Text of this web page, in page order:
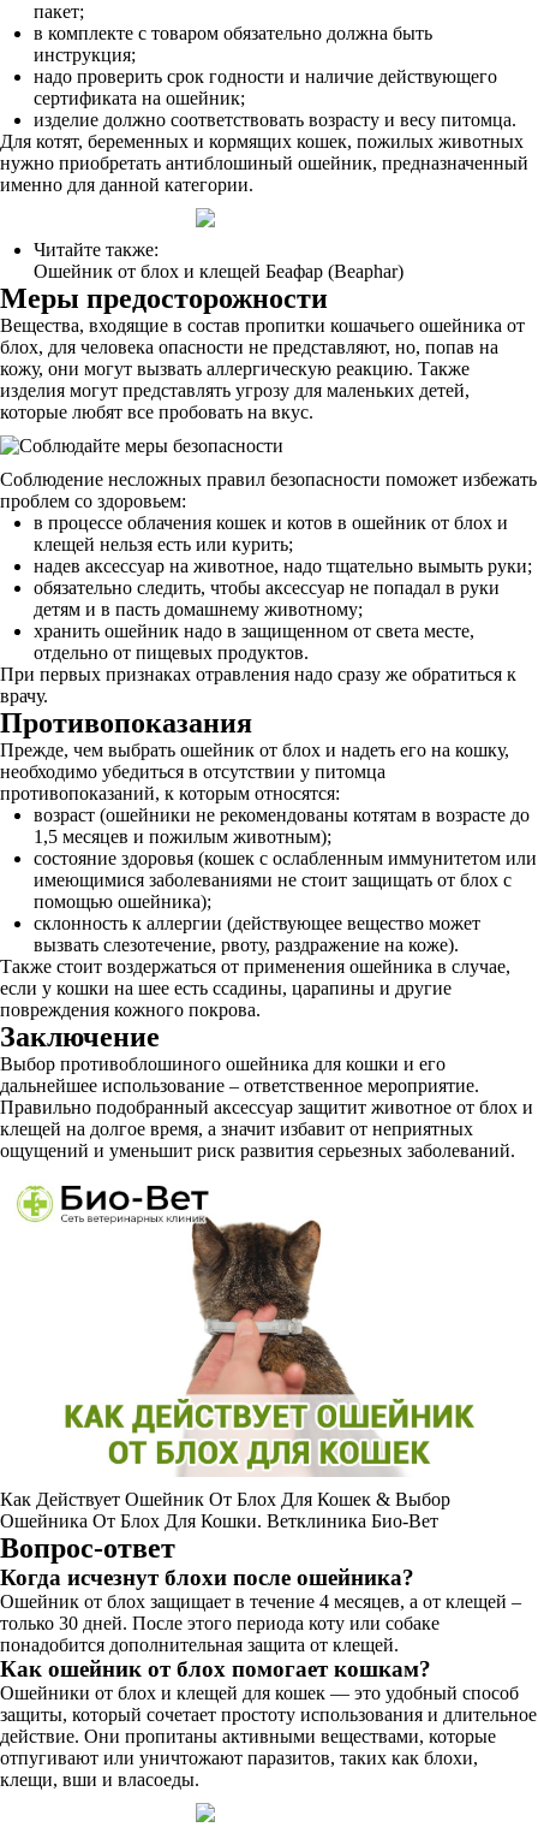
пакет;
в комплекте с товаром обязательно должна быть
инструкция;
надо проверить срок годности и наличие действующего
сертификата на ошейник;
изделие должно соответствовать возрасту и весу питомца.
Для котят, беременных и кормящих кошек, пожилых животных
нужно приобретать антиблошиный ошейник, предназначенный
именно для данной категории.
Читайте также:
Ошейник от блох и клещей Беафар (Beaphar)
Меры предосторожности
Вещества, входящие в состав пропитки кошачьего ошейника от
блох, для человека опасности не представляют, но, попав на
кожу, они могут вызвать аллергическую реакцию. Также
изделия могут представлять угрозу для маленьких детей,
которые любят все пробовать на вкус.
Соблюдение несложных правил безопасности поможет избежать
проблем со здоровьем:
в процессе облачения кошек и котов в ошейник от блох и
клещей нельзя есть или курить;
надев аксессуар на животное, надо тщательно вымыть руки;
обязательно следить, чтобы аксессуар не попадал в руки
детям и в пасть домашнему животному;
хранить ошейник надо в защищенном от света месте,
отдельно от пищевых продуктов.
При первых признаках отравления надо сразу же обратиться к
врачу.
Противопоказания
Прежде, чем выбрать ошейник от блох и надеть его на кошку,
необходимо убедиться в отсутствии у питомца
противопоказаний, к которым относятся:
возраст (ошейники не рекомендованы котятам в возрасте до
1,5 месяцев и пожилым животным);
состояние здоровья (кошек с ослабленным иммунитетом или
имеющимися заболеваниями не стоит защищать от блох с
помощью ошейника);
склонность к аллергии (действующее вещество может
вызвать слезотечение, рвоту, раздражение на коже).
Также стоит воздержаться от применения ошейника в случае,
если у кошки на шее есть ссадины, царапины и другие
повреждения кожного покрова.
Заключение
Выбор противоблошиного ошейника для кошки и его
дальнейшее использование – ответственное мероприятие.
Правильно подобранный аксессуар защитит животное от блох и
клещей на долгое время, а значит избавит от неприятных
ощущений и уменьшит риск развития серьезных заболеваний.
Как Действует Ошейник От Блох Для Кошек & Выбор
Ошейника От Блох Для Кошки. Ветклиника Био-Вет
Вопрос-ответ
Когда исчезнут блохи после ошейника?
Ошейник от блох защищает в течение 4 месяцев, а от клещей –
только 30 дней. После этого периода коту или собаке
понадобится дополнительная защита от клещей.
Как ошейник от блох помогает кошкам?
Ошейники от блох и клещей для кошек — это удобный способ
защиты, который сочетает простоту использования и длительное
действие. Они пропитаны активными веществами, которые
отпугивают или уничтожают паразитов, таких как блохи,
клещи, вши и власоеды.